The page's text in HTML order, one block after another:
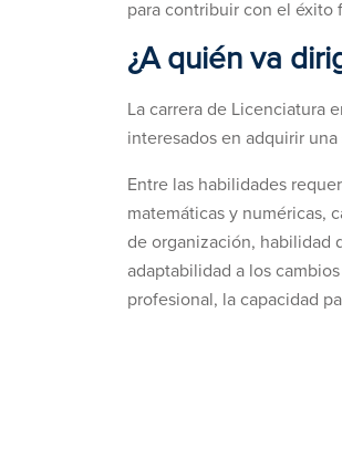
para contribuir con el éxito
¿A quién va
La carrera de Licenciatura
interesados en adquirir
Entre las habilidades
matemáticas y numéricas,
de organización, habilidad
adaptabilidad a los
profesional, la capacidad